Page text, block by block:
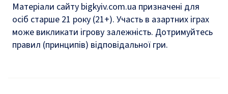
Матеріали сайту bigkyiv.com.ua призначені для
осіб старше 21 року (21+). Участь в азартних іграх
може викликати ігрову залежність. Дотримуйтесь
правил (принципів) відповідальної гри.